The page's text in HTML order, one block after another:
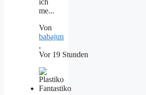
ich
me...
Von
babajun
,
Vor 19 Stunden